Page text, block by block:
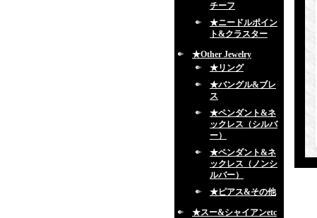
チーフ
★ニードルポイン
ト&クラスター
★Other Jewelry
★リング
★バングル&ブレ
ス
★ペンダント&ネ
ックレス（シルバ
ー）
★ペンダント&ネ
ックレス（ノンシ
ルバー）
★ピアス&その他
★スー&シャイアンetc